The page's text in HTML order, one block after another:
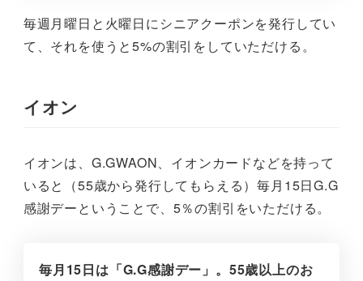
毎週月曜日と火曜日にシニアクーポンを発行してい
て、それを使うと5%の割引をしていただける。
イオン
イオンは、G.GWAON、イオンカードなどを持って
いると（55歳から発行してもらえる）毎月15日G.G
感謝デーということで、5％の割引をいただける。
毎月15日は「G.G感謝デー」。55歳以上のお